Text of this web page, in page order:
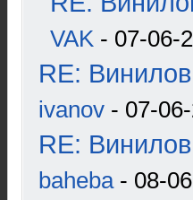
VAK - 07-06-
RE:
ivanov - 07-
RE:
baheba- 08-